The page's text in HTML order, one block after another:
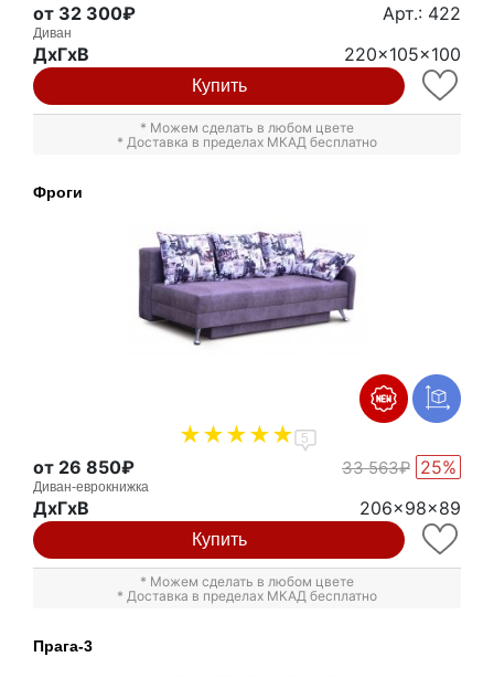
от 32 300₽ Арт.: 422
Диван
ДxГxВ 220x105x100
Купить
* Можем сделать в любом цвете
* Доставка в пределах МКАД бесплатно
Фроги
5
от 26 850₽ 33 563₽ 25%
Диван-еврокнижка
ДxГxВ 206x98x89
Купить
* Можем сделать в любом цвете
* Доставка в пределах МКАД бесплатно
Прага-3